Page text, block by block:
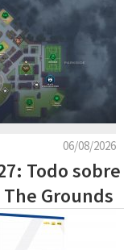
06/08/2026
Todo sobre
Grounds